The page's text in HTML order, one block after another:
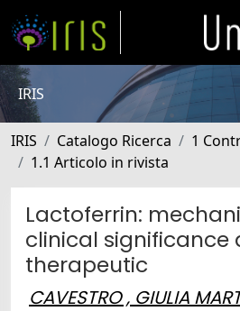
IRIS
IRIS Catalogo Ricerca
1
1.1 Articolo in rivista
Lactoferrin:
clinical significance
therapeutic
CAVESTRO , GIULIA